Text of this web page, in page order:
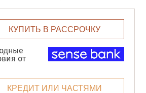
КУПИТЬ В РАССРОЧКУ
от
КРЕДИТ ИЛИ ЧАСТЯМИ